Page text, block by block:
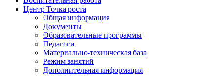
Центр Точка роста
Общая информация
Документы
Образовательные программы
Педагоги
Материально-техническая база
Режим занятий
Дополнительная информация